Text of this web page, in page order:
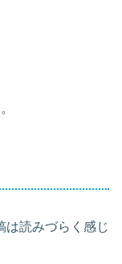
は読みづらく感じ